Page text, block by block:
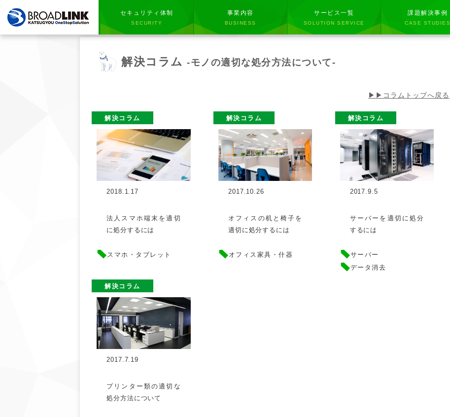
セキュリティ体制
SECURITY
事業内容
BUSINESS
サービス一覧
SOLUTION SERVICE
課題解決事例
CASE STUDIES
解決コラム -モノの適切な処分方法について-
▶▶コラムトップへ戻る
解決コラム
2018.1.17
法人スマホ端末を適切
に処分するには
スマホ・タブレット
解決コラム
2017.10.26
オフィスの机と椅子を
適切に処分するには
オフィス家具・什器
解決コラム
2017.9.5
サーバーを適切に処分
するには
サーバー
データ消去
解決コラム
2017.7.19
プリンター類の適切な
処分方法について